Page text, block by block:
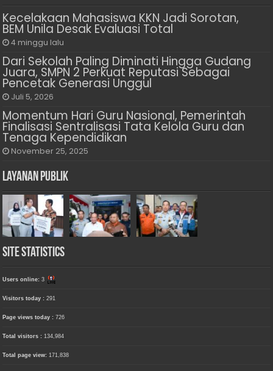
Kecelakaan Mahasiswa KKN Jadi Sorotan,
BEM Unila Desak Evaluasi Total
4 minggu lalu
Dari Sekolah Paling Diminati Hingga Gudang
Juara, SMPN 2 Perkuat Reputasi Sebagai
Pencetak Generasi Unggul
Juli 5, 2026
Momentum Hari Guru Nasional, Pemerintah
Finalisasi Sentralisasi Tata Kelola Guru dan
Tenaga Kependidikan
November 25, 2025
Layanan Publik
Site Statistics
Users online:3
Visitors today :291
Page views today :726
Total visitors : 134,984
Total page view: 171,838